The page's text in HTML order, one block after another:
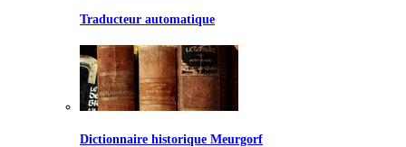
Traducteur automatique
Dictionnaire historique Meurgorf